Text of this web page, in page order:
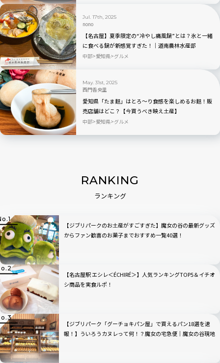
Jul. 17th, 2025
nono
【名古屋】夏季限定の“冷やし痛風鍋”とは？氷と一緒
に食べる鍋が新感覚すぎた！｜道南農林水産部
中部 愛知県 グルメ
May. 31st, 2025
西門香央里
愛知県「たま麩」はとろ〜り食感を楽しめるお麩！販
売店舗はどこ？【今買うべき映え土産】
中部 愛知県 グルメ
RANKING
ランキング
【ジブリパークのお土産がすごすぎた】魔女の谷の最新グッズ
からファン歓喜のお菓子までおすすめ一覧40選！
【名古屋駅 エシレ＜ÉCHIRÉ＞】人気ランキングTOP5＆イチオ
シ商品を実食ルポ！
【ジブリパーク「グーチョキパン屋」で買えるパン18選を速
報！】ういろうカヌレって何！？魔女の宅急便｜魔女の谷現地